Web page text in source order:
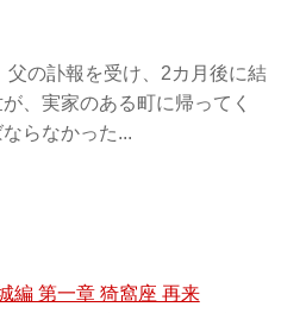
の訃報を受け、2カ月後に結
、実家のある町に帰ってく
らなかった...
編 第一章 猗窩座 再来